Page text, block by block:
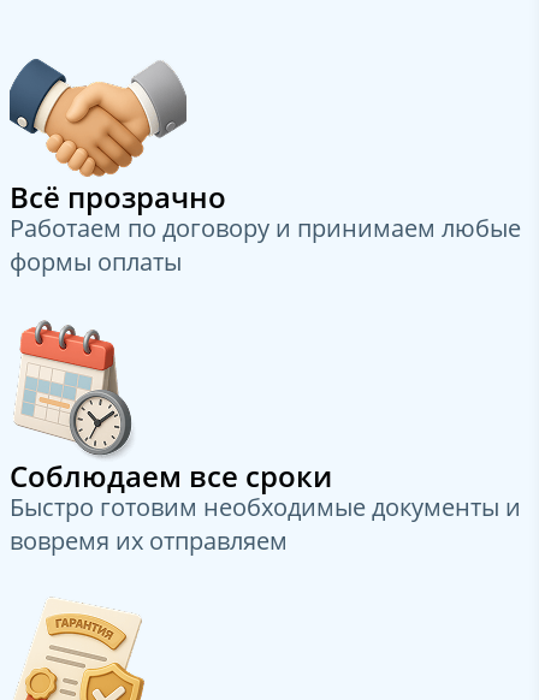
Всё прозрачно
Работаем по договору и принимаем любые
формы оплаты
Соблюдаем все сроки
Быстро готовим необходимые документы и
вовремя их отправляем